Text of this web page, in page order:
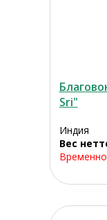
Sri"
Индия
Вес